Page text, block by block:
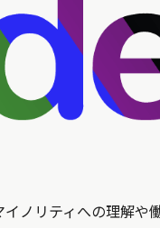
ノリティへの理解や